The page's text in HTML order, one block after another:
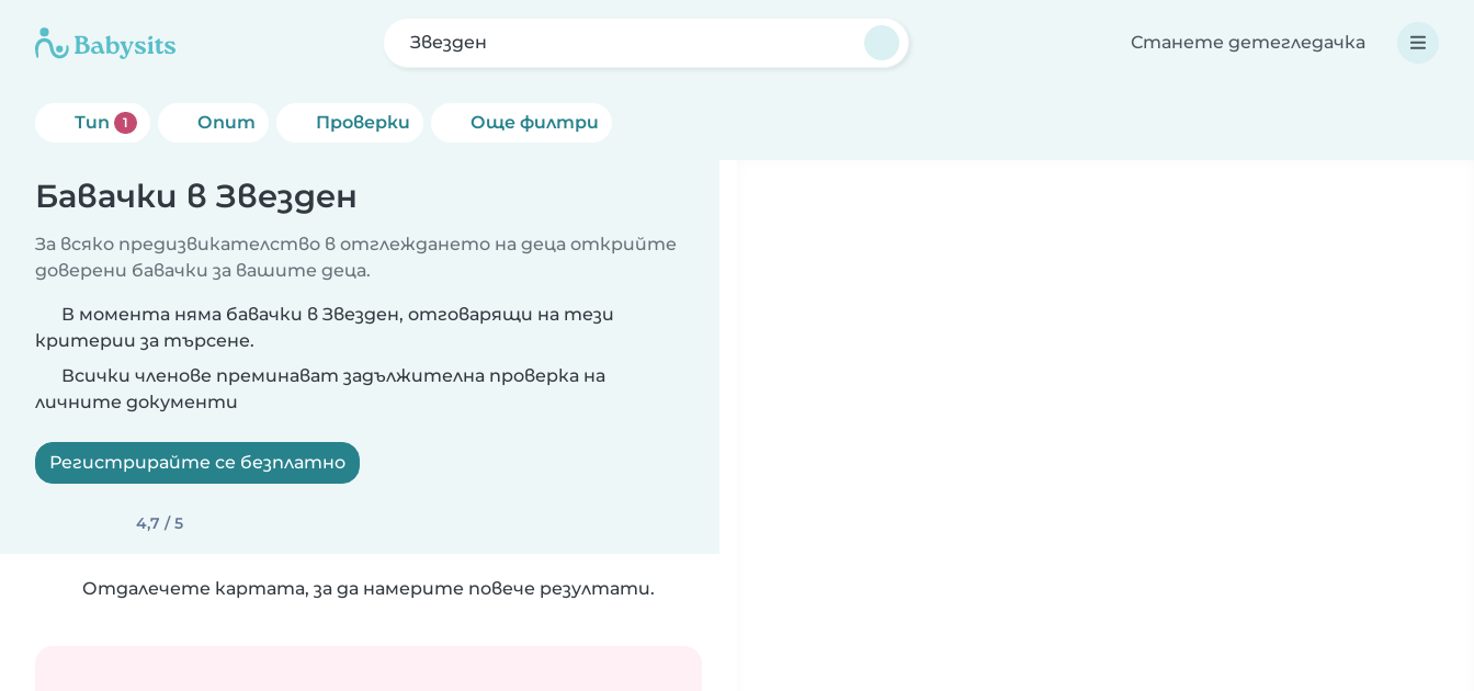
Звезден Станете детегледачка
Тип 1 Опит Проверки Още филтри
Бавачки в Звезден
За всяко предизвикателство в отглеждането на деца открийте
доверени бавачки за вашите деца.
В момента няма бавачки в Звезден, отговарящи на тези
критерии за търсене.
Всички членове преминават задължителна проверка на
личните документи
Регистрирайте се безплатно
4,7 / 5
Отдалечете картата, за да намерите повече резултати.